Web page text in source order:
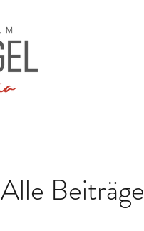
Alle Beiträge